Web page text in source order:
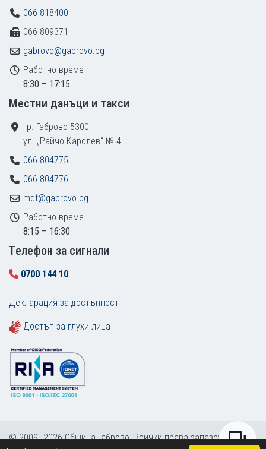
066 818400
066 809371
gabrovo@gabrovo.bg
Работно време
8:30 – 17:15
Местни данъци и такси
гр. Габрово 5300
ул. „Райчо Каролев“ № 4
066 804775
066 804776
mdt@gabrovo.bg
Работно време
8:15 – 16:30
Tелефон за сигнали
0700 144 10
Декларация за достъпност
Достъп за глухи лица
© 2009–2026 Община Габрово. Всички права запазени.